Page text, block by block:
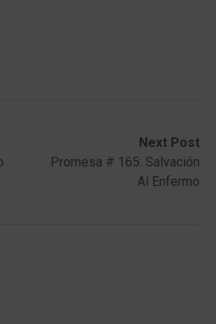
Next Post
Promesa # 165: Salvación
Al Enfermo